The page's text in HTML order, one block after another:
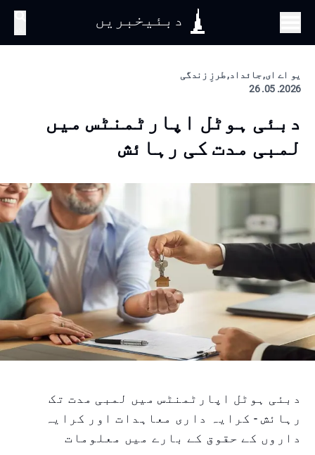
دبئیخبریں
یو اے ای, جائداد, طرزِ زندگی
2026. 05. 26
دبئی ہوٹل اپارٹمنٹس میں
لمبی مدت کی رہائش
دبئی ہوٹل اپارٹمنٹس میں لمبی مدت تک
رہائش - کرایہ داری معاہدات اور کرایہ
داروں کے حقوق کے بارے میں معلومات